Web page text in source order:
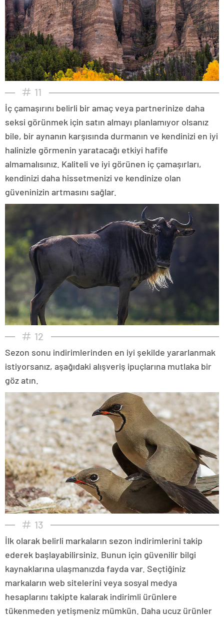
11
İç çamaşırını belirli bir amaç veya partnerinize daha
seksi görünmek için satın almayı planlamıyor olsanız
bile, bir aynanın karşısında durmanın ve kendinizi en iyi
halinizle görmenin yaratacağı etkiyi hafife
almamalısınız. Kaliteli ve iyi görünen iç çamaşırları,
kendinizi daha hissetmenizi ve kendinize olan
güveninizin artmasını sağlar.
12
Sezon sonu indirimlerinden en iyi şekilde yararlanmak
istiyorsanız, aşağıdaki alışveriş ipuçlarına mutlaka bir
göz atın.
13
İlk olarak belirli markaların sezon indirimlerini takip
ederek başlayabilirsiniz. Bunun için güvenilir bilgi
kaynaklarına ulaşmanızda fayda var. Seçtiğiniz
markaların web sitelerini veya sosyal medya
hesaplarını takipte kalarak indirimli ürünlere
tükenmeden yetişmeniz mümkün. Daha ucuz ürünler